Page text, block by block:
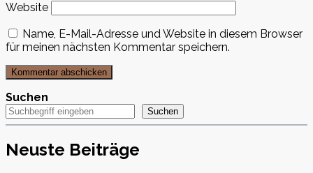
Website
Name, E-Mail-Adresse und Website in diesem Browser
für meinen nächsten Kommentar speichern.
Suchen
Suchen
Neuste Beiträge